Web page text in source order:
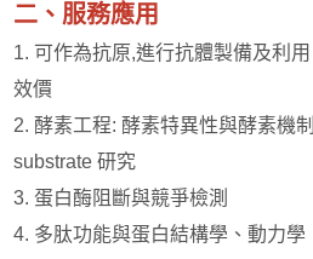
二、服務應用
1. 可作為抗原,進行抗體製備及利
效價
2. 酵素工程: 酵素特異性與酵素機
substrate 研究
3. 蛋白酶阻斷與競爭檢測
4. 多肽功能與蛋白結構學、動力學